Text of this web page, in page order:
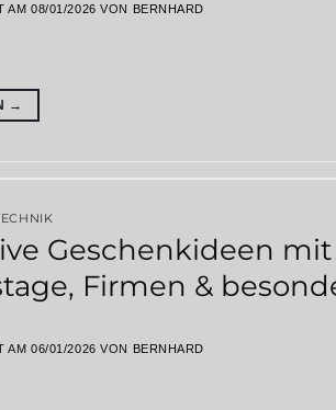
AM08/01/2026 VON BERNHARD
→
Geschenkideen
Firmen &
AM06/01/2026 VON BERNHARD